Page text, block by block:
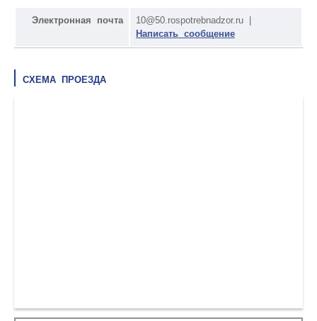
Электронная почта
10@50.rospotrebnadzor.ru |
Написать сообщение
СХЕМА ПРОЕЗДА